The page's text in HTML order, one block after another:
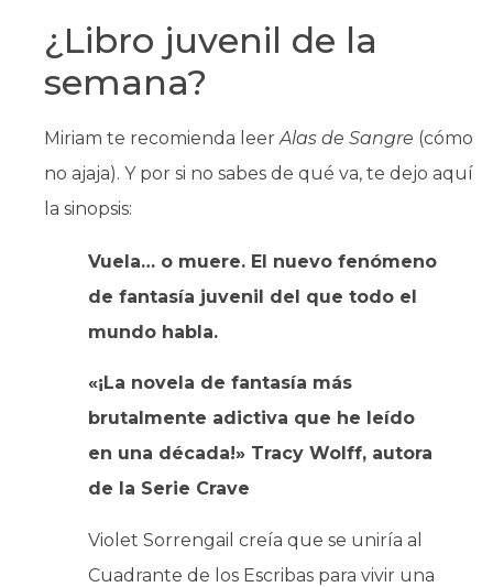
¿Libro juvenil de la
semana?
Miriam te recomienda leerAlas de Sangre (cómo
no ajaja). Y por si no sabes de qué va, te dejo aquí
la sinopsis:
Vuela… o muere. El nuevo fenómeno
de fantasía juvenil del que todo el
mundo habla.
«¡La novela de fantasía más
brutalmente adictiva que he leído
en una década!» Tracy Wolff, autora
de la Serie Crave
Violet Sorrengail creía que se uniría al
Cuadrante de los Escribas para vivir una